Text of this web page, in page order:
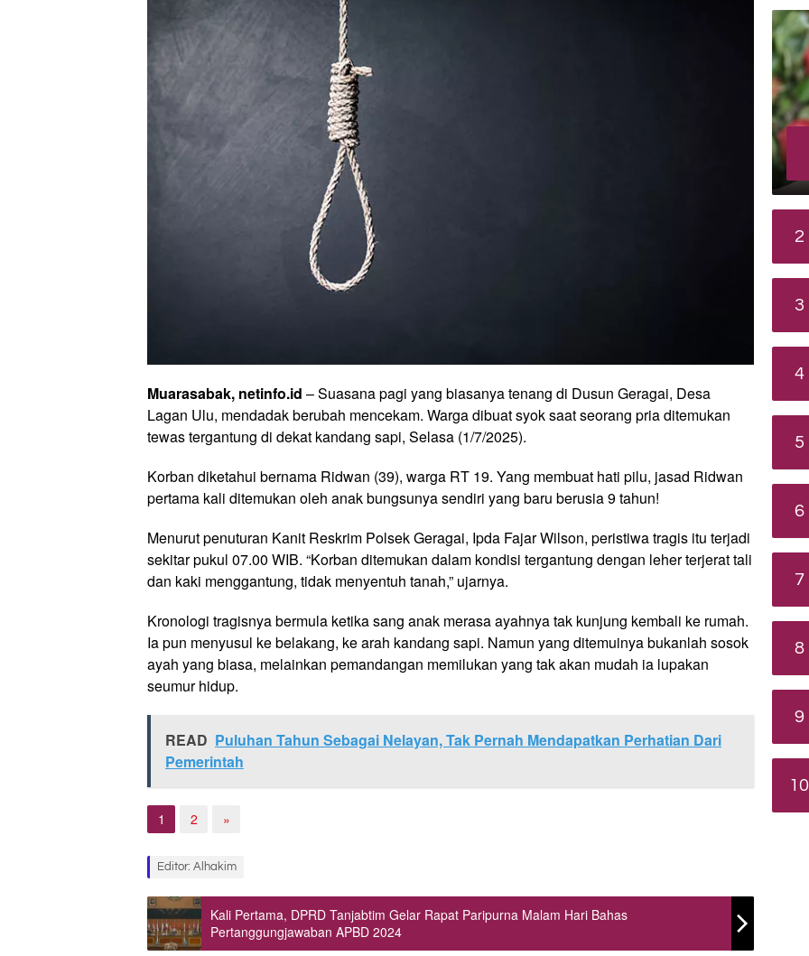
Muarasabak, netinfo.id – Suasana pagi yang biasanya tenang di Dusun Geragai, Desa
Lagan Ulu, mendadak berubah mencekam. Warga dibuat syok saat seorang pria ditemukan
tewas tergantung di dekat kandang sapi, Selasa (1/7/2025).
Korban diketahui bernama Ridwan (39), warga RT 19. Yang membuat hati pilu, jasad Ridwan
pertama kali ditemukan oleh anak bungsunya sendiri yang baru berusia 9 tahun!
Menurut penuturan Kanit Reskrim Polsek Geragai, Ipda Fajar Wilson, peristiwa tragis itu terjadi
sekitar pukul 07.00 WIB. “Korban ditemukan dalam kondisi tergantung dengan leher terjerat tali
dan kaki menggantung, tidak menyentuh tanah,” ujarnya.
Kronologi tragisnya bermula ketika sang anak merasa ayahnya tak kunjung kembali ke rumah.
Ia pun menyusul ke belakang, ke arah kandang sapi. Namun yang ditemuinya bukanlah sosok
ayah yang biasa, melainkan pemandangan memilukan yang tak akan mudah ia lupakan
seumur hidup.
READ Puluhan Tahun Sebagai Nelayan, Tak Pernah Mendapatkan Perhatian Dari
Pemerintah
1 2 »
Editor: Alhakim
Kali Pertama, DPRD Tanjabtim Gelar Rapat Paripurna Malam Hari Bahas
Pertanggungjawaban APBD 2024
2
3
4
5
6
7
8
9
10